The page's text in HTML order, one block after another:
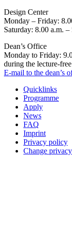
Design Center
Monday – Friday:
Saturday: 8.00 a.m. –
Dean’s Office
Monday to Friday:
during the lecture-
E-mail to the dean’s
Quicklinks
Programme
Apply
News
FAQ
Imprint
Privacy policy
Change